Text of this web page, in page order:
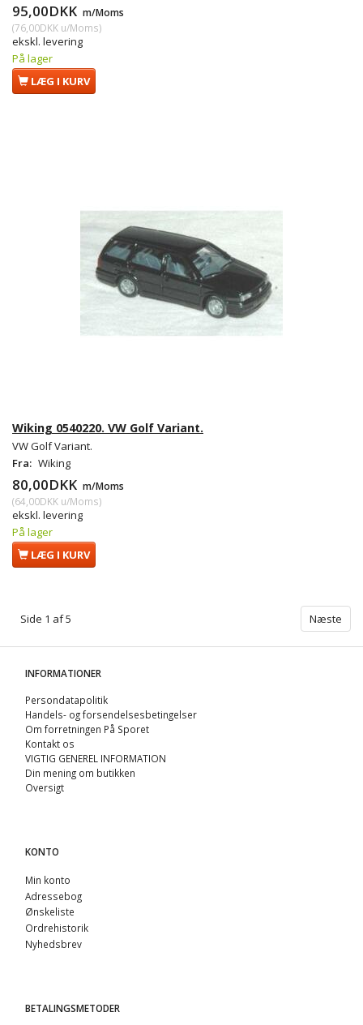
95,00DKK m/Moms
(76,00DKK u/Moms)
ekskl. levering
På lager
LÆG I KURV
Wiking 0540220. VW Golf Variant.
VW Golf Variant.
Fra: Wiking
80,00DKK m/Moms
(64,00DKK u/Moms)
ekskl. levering
På lager
LÆG I KURV
Side 1 af 5 Næste
INFORMATIONER
Persondatapolitik
Handels- og forsendelsesbetingelser
Om forretningen På Sporet
Kontakt os
VIGTIG GENEREL INFORMATION
Din mening om butikken
Oversigt
KONTO
Min konto
Adressebog
Ønskeliste
Ordrehistorik
Nyhedsbrev
BETALINGSMETODER